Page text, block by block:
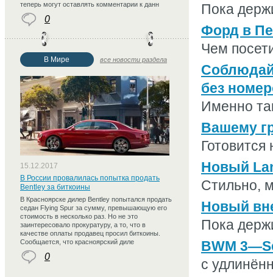
Пока
Форд в
Чем
без
Именно
Вашему
Готовится
Новый
Стильно,
Новый
Пока
BWM
с
теперь могут оставлять комментарии к данн
0
В Мире все новости раздела
15.12.2017
В России провалилась попытка продать
Bentley за биткоины
В Красноярске дилер Bentley попытался продать
седан Flying Spur за сумму, превышающую его
стоимость в несколько раз. Но не это
заинтересовало прокуратуру, а то, что в
качестве оплаты продавец просил биткоины.
Сообщается, что красноярский диле
0